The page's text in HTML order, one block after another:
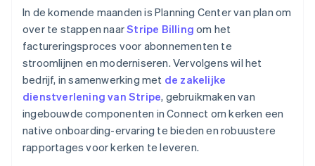
In de komende maanden is Planning Center van plan om
over te stappen naarStripe Billing om het
factureringsproces voor abonnementen te
stroomlijnen en moderniseren. Vervolgens wil het
bedrijf, in samenwerking met de zakelijke
dienstverlening van Stripe, gebruikmaken van
ingebouwde componenten in Connect om kerken een
native onboarding-ervaring te bieden en robuustere
rapportages voor kerken te leveren.